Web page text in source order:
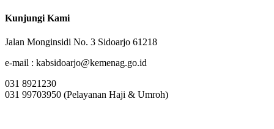
Kunjungi Kami
Jalan Monginsidi No. 3 Sidoarjo 61218
e-mail : kabsidoarjo@kemenag.go.id
031 8921230
031 99703950 (Pelayanan Haji & Umroh)